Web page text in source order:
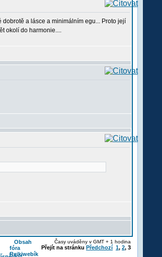
a lásce a minimálním egu... Proto její
okolí do harmonie....
Obsah
fóra
Reikiwebík
Časy uváděny v GMT + 1 hodina
Přejít na stránku Předchozí 1, 2, 3